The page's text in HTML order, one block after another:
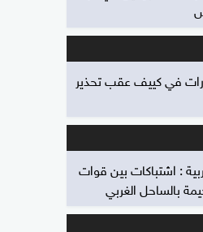
في كييف عقب تحذير
: اشتباكات بين قوات
بالساحل الغربي